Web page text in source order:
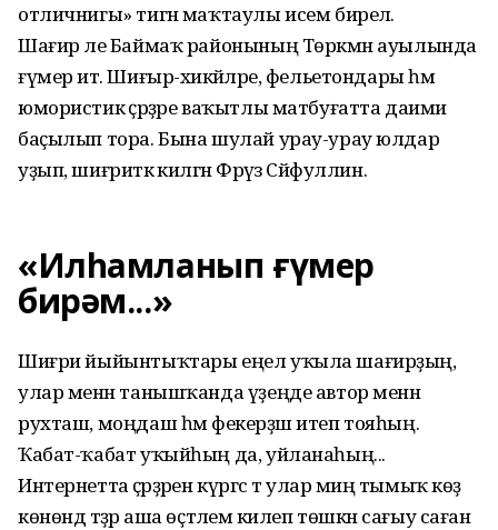
отличнигы» тигән маҡтаулы исем бирелә.
Шағир әле Баймаҡ районының Төркмән ауылында
ғүмер итә. Шиғыр-хикәйәләре, фельетондары һәм
юмористик әҫәрҙәре ваҡытлы матбуғатта даими
баҫылып тора. Бына шулай урау-урау юлдар
уҙып, шиғриәткә килгән Фәрүәз Сәйфуллин.
«Илһамланып ғүмер
бирәм...»
Шиғри йыйынтыҡтары еңел уҡыла шағирҙың,
улар менән танышҡанда үҙеңде автор менән
рухташ, моңдаш һәм фекерҙәш итеп тояһың.
Ҡабат-ҡабат уҡыйһың да, уйланаһың...
Интернетта әҫәрҙәрен күргәс тә улар миңә тымыҡ көҙ
көнөндә тәҙрә аша өҫтәлемә килеп төшкән сағыу саған